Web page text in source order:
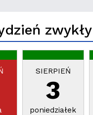
zwykły
SIERPIEŃ
3
poniedziałek